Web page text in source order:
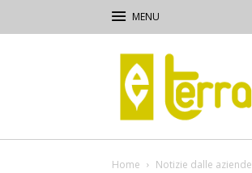
Terra
e
Vita
Home Notizie dalle aziende